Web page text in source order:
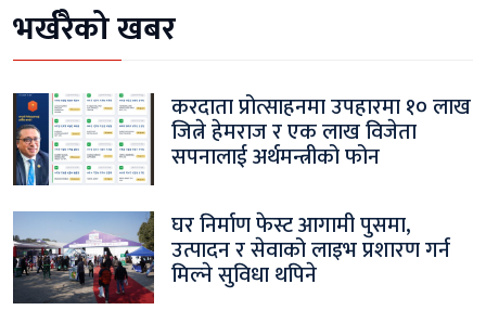
भर्खरैको खबर
करदाता प्रोत्साहनमा उपहारमा १० लाख
जित्ने हेमराज र एक लाख विजेता
सपनालाई अर्थमन्त्रीको फोन
घर निर्माण फेस्ट आगामी पुसमा,
उत्पादन र सेवाको लाइभ प्रशारण गर्न
मिल्ने सुविधा थपिने